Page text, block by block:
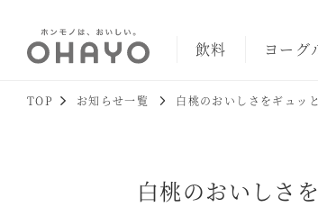
飲料 ヨーグ
TOP お知らせ一覧 白桃のおいしさをギュッ
白桃のおいしさ